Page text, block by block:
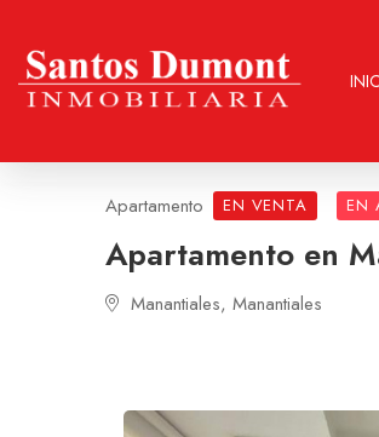
Apartamento EN VENTA EN
Apartamento en
Manantiales, Manantiales